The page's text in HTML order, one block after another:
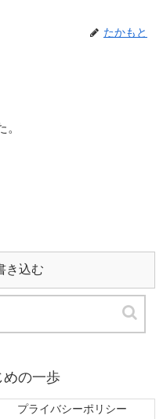
たかもと
き込む
めの一歩
プライバシーポリシー